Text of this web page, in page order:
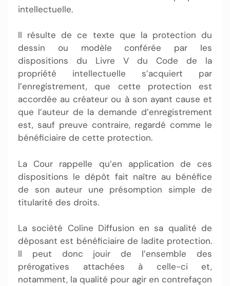
intellectuelle.
Il résulte de ce texte que la protection du
dessin ou modèle conférée par les
dispositions du Livre V du Code de la
propriété intellectuelle s’acquiert par
l’enregistrement, que cette protection est
accordée au créateur ou à son ayant cause et
que l’auteur de la demande d’enregistrement
est, sauf preuve contraire, regardé comme le
bénéficiaire de cette protection.
La Cour rappelle qu’en application de ces
dispositions le dépôt fait naître au bénéfice
de son auteur une présomption simple de
titularité des droits.
La société Coline Diffusion en sa qualité de
déposant est bénéficiaire de ladite protection.
Il peut donc jouir de l’ensemble des
prérogatives attachées à celle-ci et,
notamment, la qualité pour agir en contrefaçon